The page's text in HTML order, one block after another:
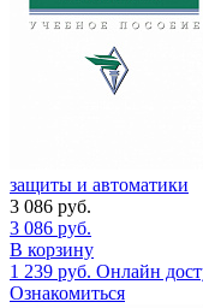
защиты и автоматики
3 086 руб.
3 086 руб.
В корзину
1 239 руб. Онлайн
Ознакомиться